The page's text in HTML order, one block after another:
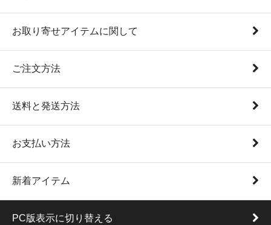
お取り寄せアイテムに関して
ご注文方法
送料と発送方法
お支払い方法
新着アイテム
PC版表示に切り替える